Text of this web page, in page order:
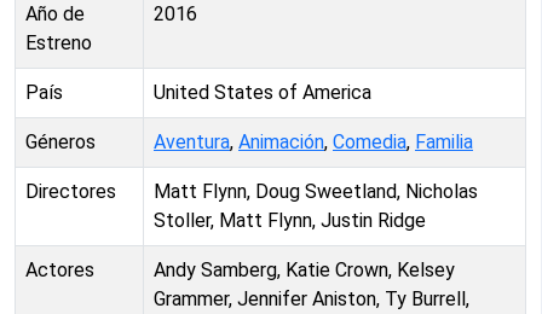
Año de
Estreno
2016
País United States of America
Géneros Aventura, Animación, Comedia, Familia
Directores
Matt Flynn, Doug Sweetland, Nicholas
Stoller, Matt Flynn, Justin Ridge
Actores
Andy Samberg, Katie Crown, Kelsey
Grammer, Jennifer Aniston, Ty Burrell,